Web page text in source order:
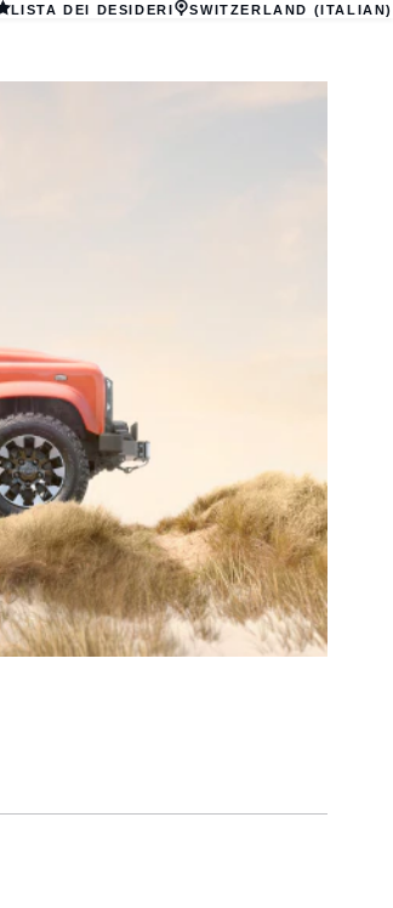
LISTA DEI DESIDERI SWITZERLAND (ITALIAN)